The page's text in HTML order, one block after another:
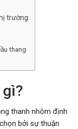
trường:
thang
thanh nhôm định
bởi sự thuận